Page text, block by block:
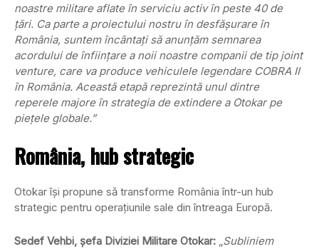
noastre militare aflate în serviciu activ în peste 40 de
țări. Ca parte a proiectului nostru în desfășurare în
România, suntem încântați să anunțăm semnarea
acordului de înființare a noii noastre companii de tip joint
venture, care va produce vehiculele legendare COBRA II
în România. Această etapă reprezintă unul dintre
reperele majore în strategia de extindere a Otokar pe
piețele globale.”
România, hub strategic
Otokar își propune să transforme România într-un hub
strategic pentru operațiunile sale din întreaga Europă.
Sedef Vehbi, șefa Diviziei Militare Otokar: „Subliniem